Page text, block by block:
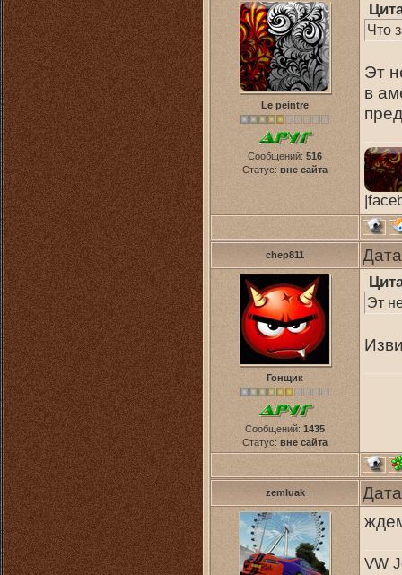
Le peintre
Сообщений: 516
Статус: вне сайта
Что
Эт
в
chep811
Гонщик
Сообщений: 1435
Статус: вне сайта
Эт
zemluak
VW